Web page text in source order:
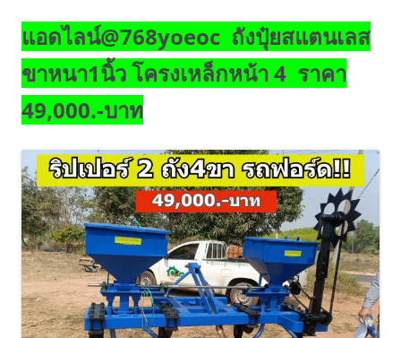
แอดไลน์@768yoeoc ถังปุ๋ยสแตนเลส
ขาหนา1นิ้ว โครงเหล็กหน้า 4 ราคา
49,000.-บาท